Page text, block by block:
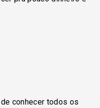
conhecer todos os